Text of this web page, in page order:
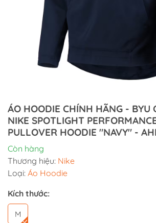
ÁO HOODIE CHÍNH HÃNG - BYU
NIKE SPOTLIGHT
PULLOVER HOODIE "NAVY" -
Còn hàng
Thương hiệu: Nike
Loại: Áo Hoodie
Kích thước:
M